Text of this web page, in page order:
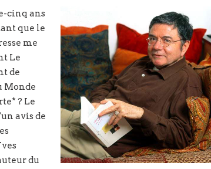
cinq ans
que le
me
Le
de
Monde
? Le
avis de
du